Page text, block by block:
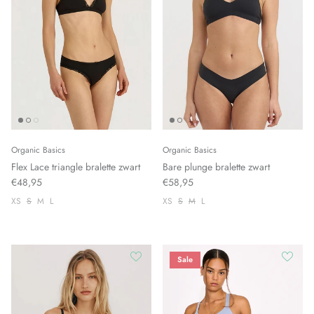
Organic Basics
Flex Lace triangle bralette zwart
€48,95
XS S M L
Organic Basics
Bare plunge bralette zwart
€58,95
XS S M L
Sale